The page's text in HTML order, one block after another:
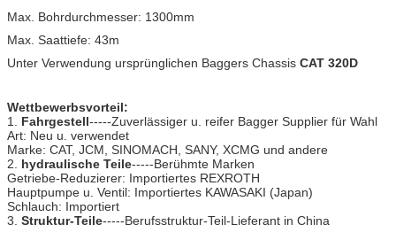
Max. Bohrdurchmesser: 1300mm
Max. Saattiefe: 43m
Unter Verwendung ursprünglichen Baggers Chassis CAT 320D
Wettbewerbsvorteil:
1. Fahrgestell-----Zuverlässiger u. reifer Bagger Supplier für Wahl
Art: Neu u. verwendet
Marke: CAT, JCM, SINOMACH, SANY, XCMG und andere
2. hydraulische Teile-----Berühmte Marken
Getriebe-Reduzierer: Importiertes REXROTH
Hauptpumpe u. Ventil: Importiertes KAWASAKI (Japan)
Schlauch: Importiert
3. Struktur-Teile-----Berufsstruktur-Teil-Lieferant in China